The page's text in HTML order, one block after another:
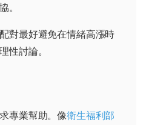
。
對最好避免在情緒高漲時
性討論。
專業幫助。像衛生福利部